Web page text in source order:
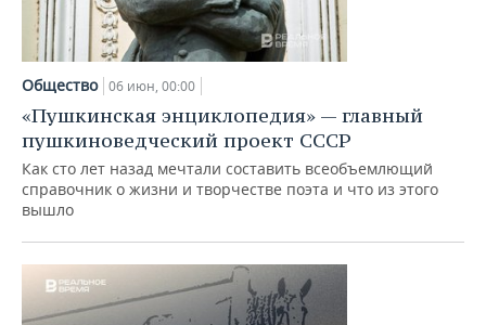
Общество 06 июн, 00:00
«Пушкинская энциклопедия» — главный
пушкиноведческий проект СССР
Как сто лет назад мечтали составить всеобъемлющий
справочник о жизни и творчестве поэта и что из этого
вышло